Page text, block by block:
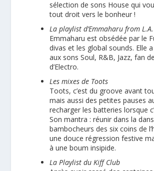
sélection de sons House qui
tout droit vers le bonheur !
La playlist d’Emmaharu from L.A.
Emmaharu est obsédée par le
divas et les global sounds. Elle
aux sons Soul, R&B, Jazz, fan
d’Electro.
Les mixes de Toots
Toots, c’est du groove avant
mais aussi des petites pauses
recharger les batteries lorsque
Son mantra : réunir dans la
bambocheurs des six coins de
une douce régression festive
à une boum insipide.
La Playlist du Kiff Club